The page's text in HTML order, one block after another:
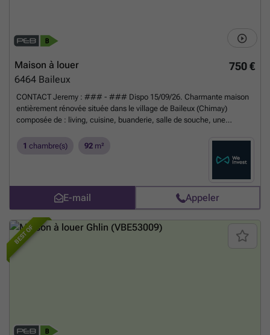
750 €
Maison à louer
6464 Baileux
CONTACT Jeremy : ### - ### Dispo 15/09/26. Charmante maison
entièrement rénovée située dans le village de Baileux (Chimay)
composée de : living, cuisine, buanderie, salle de souche, une
pellets Installation électrique CONFORME PEB B - n°20240402001813
- E totale : 15389 kWh/an - E spéc. : 128 kWh/m².an. Loyer 750€/mois
hors charges + 20€/mois de provision pour entretien du poêle à pellets
Sous réserve d'acceptation des propriétaires. Informations indicatives
et non contractuelles.En savoir plus ?
1 chambre(s) 92 m²
E-mail Appeler
BEST OF